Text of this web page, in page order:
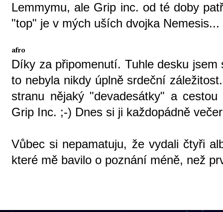
Lemmymu, ale Grip inc. od té doby
"top" je v mých uších dvojka Nemesis...
afro
Díky za připomenutí. Tuhle desku
to nebyla nikdy úplně srdeční
stranu nějaký "devadesátky" a
Grip Inc. ;-) Dnes si ji každopádně
Vůbec si nepamatuju, že vydali čtyři
které mě bavilo o poznání méně, než